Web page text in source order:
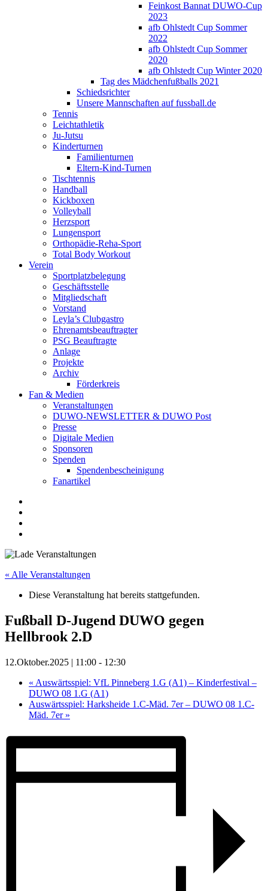
Feinkost Bannat DUWO-Cup
2023
afb Ohlstedt Cup Sommer
2022
afb Ohlstedt Cup Sommer
2020
afb Ohlstedt Cup Winter 2020
Tag des Mädchenfußballs 2021
Schiedsrichter
Unsere Mannschaften auf fussball.de
Tennis
Leichtathletik
Ju-Jutsu
Kinderturnen
Familienturnen
Eltern-Kind-Turnen
Tischtennis
Handball
Kickboxen
Volleyball
Herzsport
Lungensport
Orthopädie-Reha-Sport
Total Body Workout
Verein
Sportplatzbelegung
Geschäftsstelle
Mitgliedschaft
Vorstand
Leyla’s Clubgastro
Ehrenamtsbeauftragter
PSG Beauftragte
Anlage
Projekte
Archiv
Förderkreis
Fan & Medien
Veranstaltungen
DUWO-NEWSLETTER & DUWO Post
Presse
Digitale Medien
Sponsoren
Spenden
Spendenbescheinigung
Fanartikel
« Alle Veranstaltungen
Diese Veranstaltung hat bereits stattgefunden.
Fußball D-Jugend DUWO gegen
Hellbrook 2.D
12.Oktober.2025 | 11:00 - 12:30
« Auswärtsspiel: VfL Pinneberg 1.G (A1) – Kinderfestival –
DUWO 08 1.G (A1)
Auswärtsspiel: Harksheide 1.C-Mäd. 7er – DUWO 08 1.C-
Mäd. 7er »